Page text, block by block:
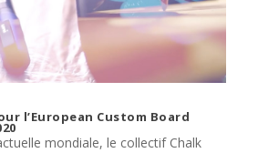
l’European Custom Board
mondiale, le collectif Chalk